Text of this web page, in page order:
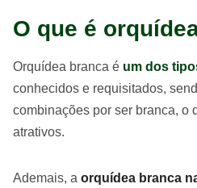
O que é
Orquídea branca é um dos
conhecidos e requisitados,
combinações por ser branca, o
atrativos.
Ademais, a orquídea branca